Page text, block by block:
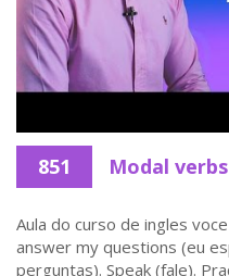
851 Modal
Aula do curso de ingles
answer my questions (eu
perguntas). Speak (fale).